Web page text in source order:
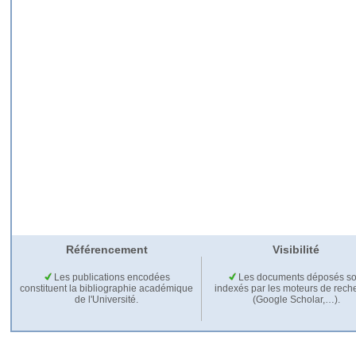
Référencement Visibilité
Les publications encodées
constituent la bibliographie académique
de l'Université.
Les documents déposés
indexés par les moteurs de
(Google Scholar,…).